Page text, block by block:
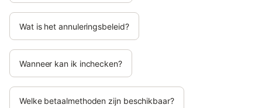
Wat is het annuleringsbeleid?
Wanneer kan ik inchecken?
Welke betaalmethoden zijn beschikbaar?